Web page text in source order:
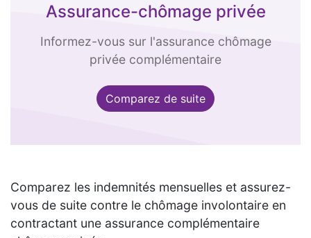
Assurance-chômage privée
Informez-vous sur l'assurance chômage
privée complémentaire
Comparez de suite
Comparez les indemnités mensuelles et assurez-
vous de suite contre le chômage involontaire en
contractant une assurance complémentaire